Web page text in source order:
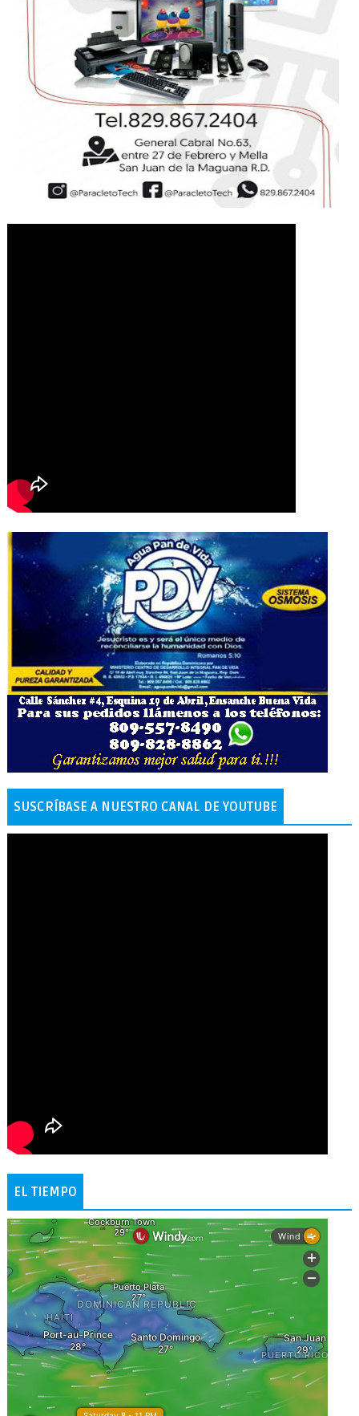
SUSCRÍBASE A NUESTRO CANAL DE YOUTUBE
EL TIEMPO